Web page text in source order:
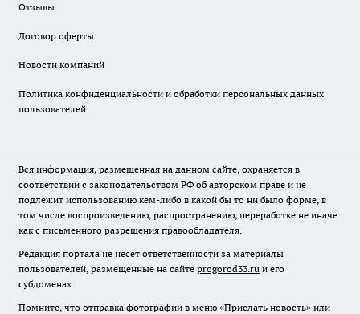
Отзывы
Договор оферты
Новости компаний
Политика конфиденциальности и обработки персональных данных
пользователей
Вся информация, размещенная на данном сайте, охраняется в
соответствии с законодательством РФ об авторском праве и не
подлежит использованию кем-либо в какой бы то ни было форме, в
том числе воспроизведению, распространению, переработке не иначе
как с письменного разрешения правообладателя.
Редакция портала не несет ответственности за материалы
пользователей, размещенные на сайте progorod33.ru и его
субдоменах.
Помните, что отправка фотографии в меню «Прислать новость» или